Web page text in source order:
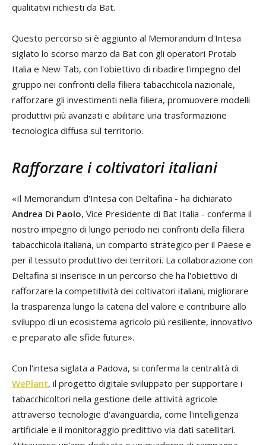
qualitativi richiesti da Bat.
Questo percorso si è aggiunto al Memorandum d'Intesa
siglato lo scorso marzo da Bat con gli operatori Protab
Italia e New Tab, con l'obiettivo di ribadire l'impegno del
gruppo nei confronti della filiera tabacchicola nazionale,
rafforzare gli investimenti nella filiera, promuovere modelli
produttivi più avanzati e abilitare una trasformazione
tecnologica diffusa sul territorio.
Rafforzare i coltivatori italiani
«Il Memorandum d'Intesa con Deltafina - ha dichiarato
Andrea Di Paolo, Vice Presidente di Bat Italia - conferma il
nostro impegno di lungo periodo nei confronti della filiera
tabacchicola italiana, un comparto strategico per il Paese e
per il tessuto produttivo dei territori. La collaborazione con
Deltafina si inserisce in un percorso che ha l'obiettivo di
rafforzare la competitività dei coltivatori italiani, migliorare
la trasparenza lungo la catena del valore e contribuire allo
sviluppo di un ecosistema agricolo più resiliente, innovativo
e preparato alle sfide future».
Con l'intesa siglata a Padova, si conferma la centralità di
WePlant, il progetto digitale sviluppato per supportare i
tabacchicoltori nella gestione delle attività agricole
attraverso tecnologie d'avanguardia, come l'intelligenza
artificiale e il monitoraggio predittivo via dati satellitari.